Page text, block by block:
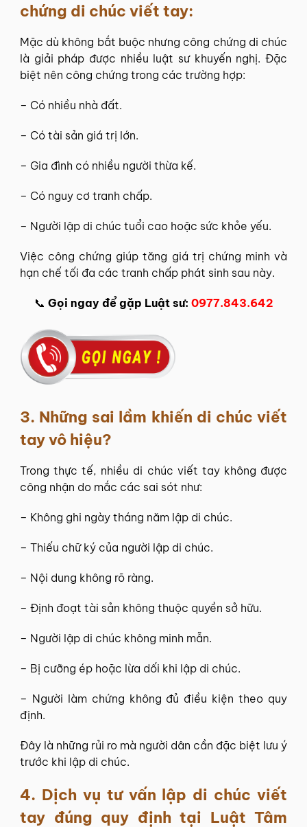
chứng di chúc viết tay:
Mặc dù không bắt buộc nhưng công chứng di chúc
là giải pháp được nhiều luật sư khuyến nghị. Đặc
biệt nên công chứng trong các trường hợp:
– Có nhiều nhà đất.
– Có tài sản giá trị lớn.
– Gia đình có nhiều người thừa kế.
– Có nguy cơ tranh chấp.
– Người lập di chúc tuổi cao hoặc sức khỏe yếu.
Việc công chứng giúp tăng giá trị chứng minh và
hạn chế tối đa các tranh chấp phát sinh sau này.
📞 Gọi ngay để gặp Luật sư: 0977.843.642
3. Những sai lầm khiến di chúc viết
tay vô hiệu?
Trong thực tế, nhiều di chúc viết tay không được
công nhận do mắc các sai sót như:
– Không ghi ngày tháng năm lập di chúc.
– Thiếu chữ ký của người lập di chúc.
– Nội dung không rõ ràng.
– Định đoạt tài sản không thuộc quyền sở hữu.
– Người lập di chúc không minh mẫn.
– Bị cưỡng ép hoặc lừa dối khi lập di chúc.
– Người làm chứng không đủ điều kiện theo quy
định.
Đây là những rủi ro mà người dân cần đặc biệt lưu ý
trước khi lập di chúc.
4. Dịch vụ tư vấn lập di chúc viết
tay đúng quy định tại Luật Tâm